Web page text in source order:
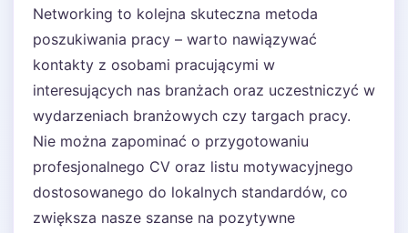
Networking to kolejna skuteczna metoda
poszukiwania pracy – warto nawiązywać
kontakty z osobami pracującymi w
interesujących nas branżach oraz uczestniczyć w
wydarzeniach branżowych czy targach pracy.
Nie można zapominać o przygotowaniu
profesjonalnego CV oraz listu motywacyjnego
dostosowanego do lokalnych standardów, co
zwiększa nasze szanse na pozytywne